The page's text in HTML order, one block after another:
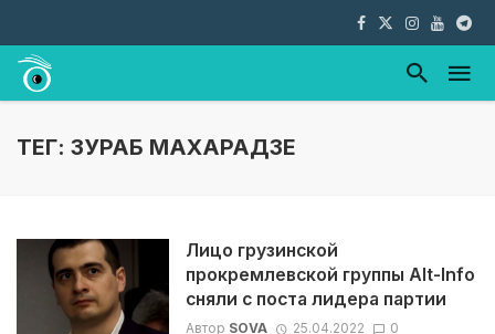
ТЕГ: ЗУРАБ МАХАРАДЗЕ
Лицо грузинской
прокремлевской группы Alt-Info
сняли с поста лидера партии
Автор SOVA 25.04.2022 0